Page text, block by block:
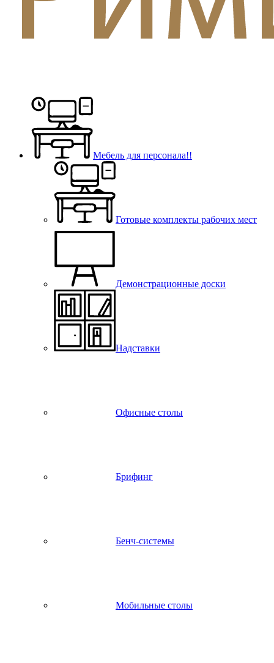
Мебель для персонала!!
Готовые комплекты рабочих мест
Демонстрационные доски
Надставки
Офисные столы
Брифинг
Бенч-системы
Мобильные столы